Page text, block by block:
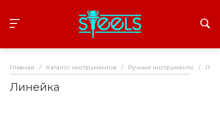
Главная / Каталог инструментов / Ручные инструменты /
Линейка